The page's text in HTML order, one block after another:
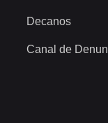
Decanos
Canal de